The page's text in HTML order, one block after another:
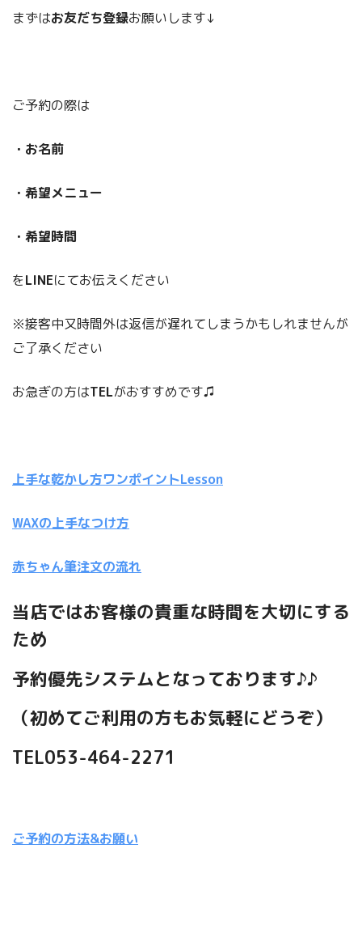
まずはお友だち登録お願いします↓
ご予約の際は
・お名前
・希望メニュー
・希望時間
をLINEにてお伝えください
※接客中又時間外は返信が遅れてしまうかもしれませんが
ご了承ください
お急ぎの方はTELがおすすめです♫
上手な乾かし方ワンポイントLesson
WAXの上手なつけ方
赤ちゃん筆注文の流れ
当店ではお客様の貴重な時間を大切にする
ため
予約優先システムとなっております♪♪
（初めてご利用の方もお気軽にどうぞ）
TEL053-464-2271
ご予約の方法&お願い